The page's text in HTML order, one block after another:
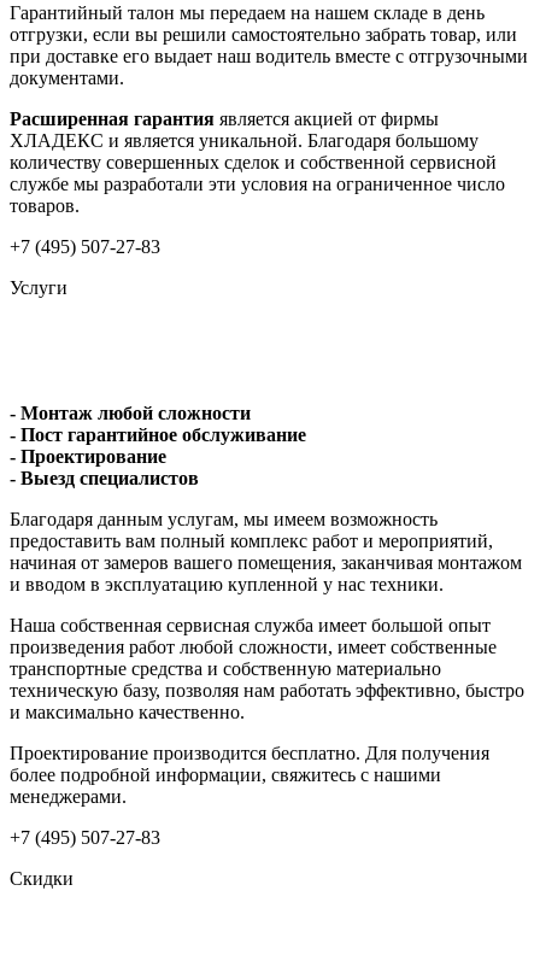
Гарантийный талон мы передаем на нашем складе в день
отгрузки, если вы решили самостоятельно забрать товар, или
при доставке его выдает наш водитель вместе с отгрузочными
документами.
Расширенная гарантия является акцией от фирмы
ХЛАДЕКС и является уникальной. Благодаря большому
количеству совершенных сделок и собственной сервисной
службе мы разработали эти условия на ограниченное число
товаров.
+7 (495) 507-27-83
Услуги
- Монтаж любой сложности
- Пост гарантийное обслуживание
- Проектирование
- Выезд специалистов
Благодаря данным услугам, мы имеем возможность
предоставить вам полный комплекс работ и мероприятий,
начиная от замеров вашего помещения, заканчивая монтажом
и вводом в эксплуатацию купленной у нас техники.
Наша собственная сервисная служба имеет большой опыт
произведения работ любой сложности, имеет собственные
транспортные средства и собственную материально
техническую базу, позволяя нам работать эффективно, быстро
и максимально качественно.
Проектирование производится бесплатно. Для получения
более подробной информации, свяжитесь с нашими
менеджерами.
+7 (495) 507-27-83
Скидки